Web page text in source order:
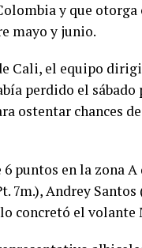
y que
mayo y junio.
Cali, el equipo
perdido el sábado
ostentar chances
puntos en la zona
7m.), Andrey Santos
concretó el